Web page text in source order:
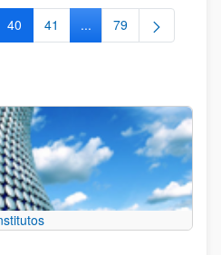
Use TAB para desplazarse.
Página
40 Página
41 ...Páginas intermedias
Página
79